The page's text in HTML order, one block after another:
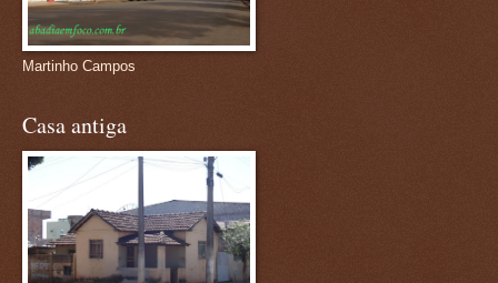
Martinho Campos
Casa antiga